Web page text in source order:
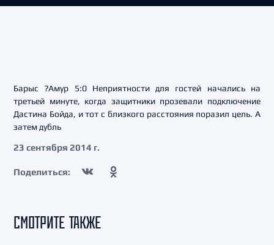
Барыс ?Амур 5:0 Неприятности для гостей начались на
третьей минуте, когда защитники прозевали подключение
Дастина Бойда, и тот с близкого расстояния поразил цель. А
затем дубль
23 сентября 2014 г.
Поделиться:
СМОТРИТЕ ТАКЖЕ